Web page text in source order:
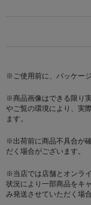
※ご使用前に、パッケー
※商品画像はできる限り
やご覧の環境により、実
ます。
※出荷前に商品不具合が
だく場合がございます。
※当店では店舗とオンラ
状況により一部商品をキ
み発送させていただく場